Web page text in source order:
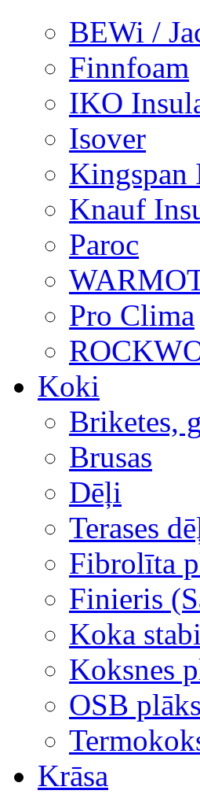
BEWi /
Finnfoam
IKO
Isover
Kingspan
Knauf
Paroc
Pro Clima
Koki
Briketes,
Brusas
Dēļi
Terases
Fibrolīta
Finieris
Koka stabi
Koksnes
OSB
Krāsa